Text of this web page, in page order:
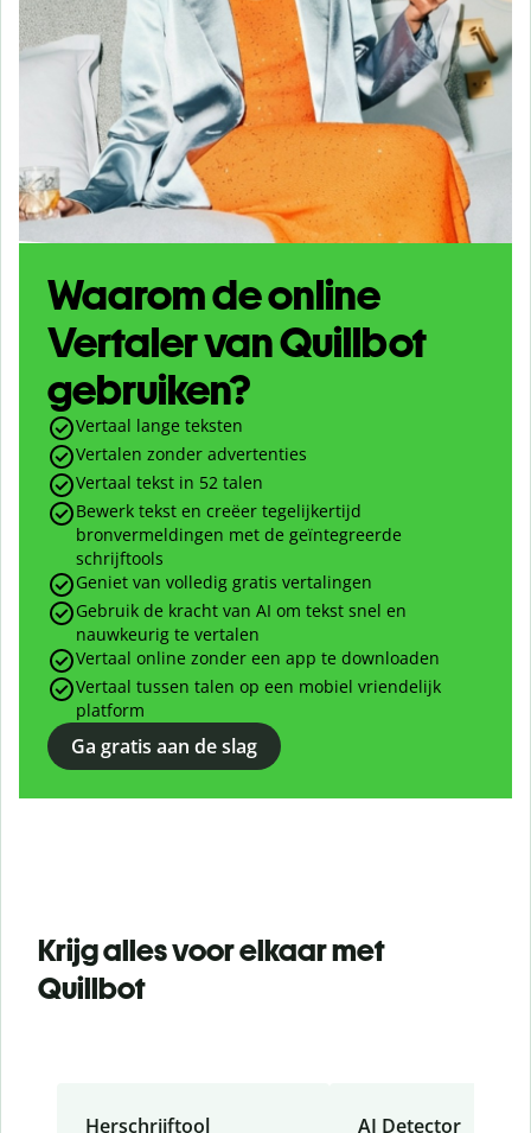
Waarom de online
Vertaler van Quillbot
gebruiken?
Vertaal lange teksten
Vertalen zonder advertenties
Vertaal tekst in 52 talen
Bewerk tekst en creëer tegelijkertijd
bronvermeldingen met de geïntegreerde
schrijftools
Geniet van volledig gratis vertalingen
Gebruik de kracht van AI om tekst snel en
nauwkeurig te vertalen
Vertaal online zonder een app te downloaden
Vertaal tussen talen op een mobiel vriendelijk
platform
Ga gratis aan de slag
Krijg alles voor elkaar met
Quillbot
Herschrijftool AI Detector